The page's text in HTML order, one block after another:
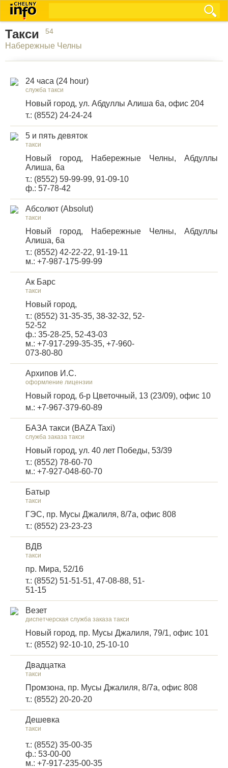
Такси 54
Набережные Челны
24 часа (24 hour)
служба такси
Новый город, ул. Абдуллы Алиша 6а, офис 204
т.: (8552) 24-24-24
5 и пять девяток
такси
Новый город, Набережные Челны, Абдуллы
Алиша, 6а
т.: (8552) 59-99-99, 91-09-10
ф.: 57-78-42
Абсолют (Absolut)
такси
Новый город, Набережные Челны, Абдуллы
Алиша, 6а
т.: (8552) 42-22-22, 91-19-11
м.: +7-987-175-99-99
Ак Барс
такси
Новый город,
т.: (8552) 31-35-35, 38-32-32, 52-
52-52
ф.: 35-28-25, 52-43-03
м.: +7-917-299-35-35, +7-960-
073-80-80
Архипов И.С.
оформление лицензии
Новый город, б-р Цветочный, 13 (23/09), офис 10
м.: +7-967-379-60-89
БАЗА такси (BAZA Taxi)
служба заказа такси
Новый город, ул. 40 лет Победы, 53/39
т.: (8552) 78-60-70
м.: +7-927-048-60-70
Батыр
такси
ГЭС, пр. Мусы Джалиля, 8/7а, офис 808
т.: (8552) 23-23-23
ВДВ
такси
пр. Мира, 52/16
т.: (8552) 51-51-51, 47-08-88, 51-
51-15
Везет
диспетчерская служба заказа такси
Новый город, пр. Мусы Джалиля, 79/1, офис 101
т.: (8552) 92-10-10, 25-10-10
Двадцатка
такси
Промзона, пр. Мусы Джалиля, 8/7а, офис 808
т.: (8552) 20-20-20
Дешевка
такси
т.: (8552) 35-00-35
ф.: 53-00-00
м.: +7-917-235-00-35